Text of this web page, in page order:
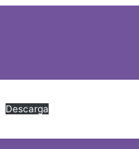
Descarga